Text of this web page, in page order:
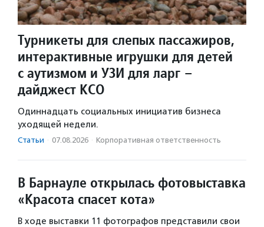
Турникеты для слепых пассажиров,
интерактивные игрушки для детей
с аутизмом и УЗИ для ларг –
дайджест КСО
Одиннадцать социальных инициатив бизнеса
уходящей недели.
Статьи · 07.08.2026 · Корпоративная ответственность
В Барнауле открылась фотовыставка
«Красота спасет кота»
В ходе выставки 11 фотографов представили свои